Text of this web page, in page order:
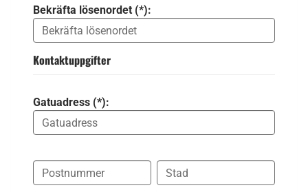
Bekräfta lösenordet (*):
Kontaktuppgifter
Gatuadress (*):